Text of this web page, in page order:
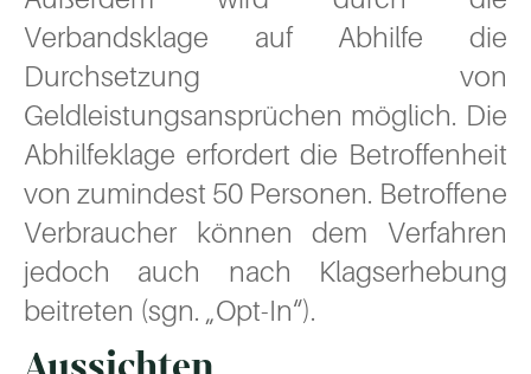
Verbandsklage auf Abhilfe die
Durchsetzung von
Geldleistungsansprüchen möglich. Die
Abhilfeklage erfordert die Betroffenheit
von zumindest 50 Personen. Betroffene
Verbraucher können dem Verfahren
jedoch auch nach Klagserhebung
beitreten (sgn. „Opt-In“).